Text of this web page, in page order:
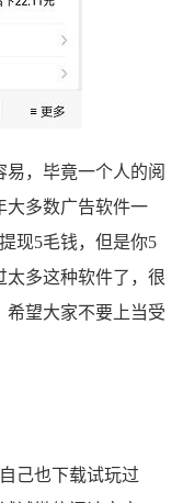
，毕竟一个人的阅
大多数广告软件一
现5毛钱，但是你5
太多这种软件了，很
希望大家不要上当受
己也下载试玩过